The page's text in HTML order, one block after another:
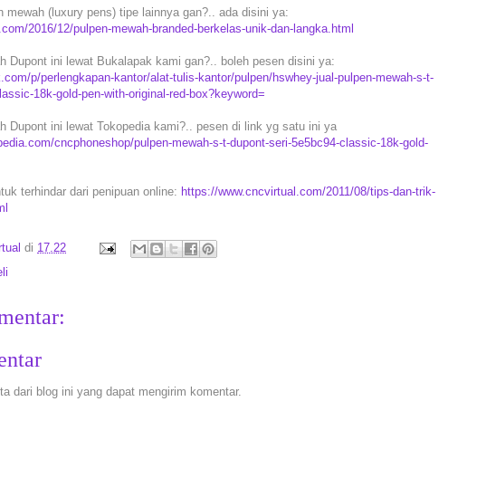
mewah (luxury pens) tipe lainnya gan?.. ada disini ya:
2016/12/pulpen-mewah-branded-berkelas-unik-dan-langka.html
Dupont ini lewat Bukalapak kami gan?.. boleh pesen disini ya:
p/perlengkapan-kantor/alat-tulis-kantor/pulpen/hswhey-jual-pulpen-mewah-s-t-
18k-gold-pen-with-original-red-box?keyword=
Dupont ini lewat Tokopedia kami?.. pesen di link yg satu ini ya
cncphoneshop/pulpen-mewah-s-t-dupont-seri-5e5bc94-classic-18k-gold-
terhindar dari penipuan online: https://www.cncvirtual.com/2011/08/tips-dan-trik-
di 17.22
dari blog ini yang dapat mengirim komentar.